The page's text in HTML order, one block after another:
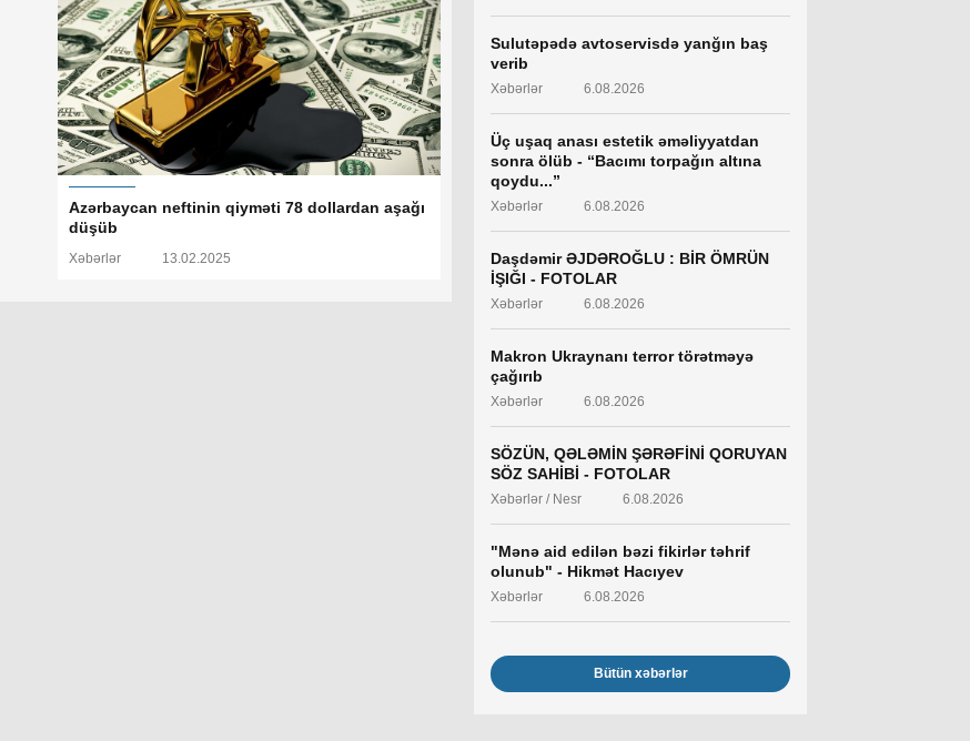
Azərbaycan neftinin qiyməti 78 dollardan aşağı
düşüb
Xəbərlər 13.02.2025
Sulutəpədə avtoservisdə yanğın baş
verib
Xəbərlər 6.08.2026
Üç uşaq anası estetik əməliyyatdan
sonra ölüb - “Bacımı torpağın altına
qoydu...”
Xəbərlər 6.08.2026
Daşdəmir ƏJDƏROĞLU : BİR ÖMRÜN
İŞIĞI - FOTOLAR
Xəbərlər 6.08.2026
Makron Ukraynanı terror törətməyə
çağırıb
Xəbərlər 6.08.2026
SÖZÜN, QƏLƏMİN ŞƏRƏFİNİ QORUYAN
SÖZ SAHİBİ - FOTOLAR
Xəbərlər / Nesr 6.08.2026
"Mənə aid edilən bəzi fikirlər təhrif
olunub" - Hikmət Hacıyev
Xəbərlər 6.08.2026
Bütün xəbərlər